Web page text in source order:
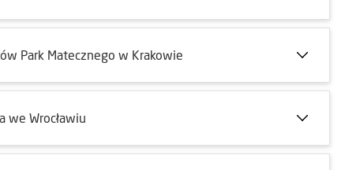
Park Matecznego w Krakowie
we Wrocławiu